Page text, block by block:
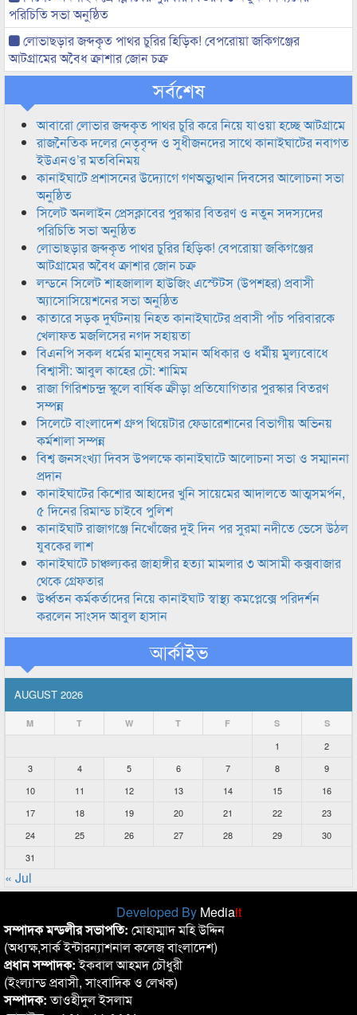
পরিচিতি সভা অনুষ্ঠিত
লোভাছড়ার জব্দকৃত পাথর চুরির হিড়িক! বেপরোয়া জকিগঞ্জের
আটগ্রামের অবৈধ ক্রাশার জোন চক্র
সর্বশেষ
আবারো লোভার জব্দকৃত পাথর চুরি করে নিয়ে যাওয়া হচ্ছে আটগ্রামে
রাজনৈতিক দলের নেতৃবৃন্দ ও সুধীজনদের সাথে কানাইঘাটের নবাগত
ইউএনও’র মতবিনিময়
কানাইঘাটে প্রশাসনের উদ্যোগে গণঅভ্যুত্থান দিবসের আলোচনা সভা
অনুষ্ঠিত
সিলেট অনলাইন প্রেসক্লাবের পুরস্কার বিতরণ ও নতুন সদস্যদের
পরিচিতি সভা অনুষ্ঠিত
লোভাছড়ার জব্দকৃত পাথর চুরির হিড়িক! বেপরোয়া জকিগঞ্জের
আটগ্রামের অবৈধ ক্রাশার জোন চক্র
লন্ডনে সিলেট শাহজালাল হাউজিং এস্টেটস (উপশহর) প্রবাসী
অ্যাসোসিয়েশনের সভা অনুষ্ঠিত
কাতারে সড়ক দুর্ঘটনায় নিহত কানাইঘাটের প্রবাসী পাঁচ পরিবারকে
খেলাফত মজলিসের নগদ সহায়তা
বিএনপি সকল ধর্মের মানুষের সমান অধিকার ও ধর্মীয় মুল্যবোধে
বিশ্বাসী: আবুল কাহের চৌ: শামিম
রাজা গিরিশচন্দ্র স্কুলে বার্ষিক ক্রীড়া প্রতিযোগিতার পুরস্কার বিতরণ
সম্পন্ন
সিলেটে বাংলাদেশ গ্রুপ থিয়েটার ফেডারেশানের বিভাগীয় অভিনয়
কর্মশালা সম্পন্ন
বিশ্ব জনসংখ্যা দিবস উপলক্ষে কানাইঘাটে আলোচনা সভা ও সম্মাননা
প্রদান
কানাইঘাটের কিশোর আহাদের খুনি সায়েমের আদালতে আত্মসমর্পন,
৫ দিনের রিমান্ড চাইবে পুলিশ
কানাইঘাট রাজাগঞ্জে নিখোঁজের দুই দিন পর সুরমা নদীতে ভেসে উঠল
যুবকের লাশ
কানাইঘাটে চাঞ্চল্যকর জাহাঙ্গীর হত্যা মামলার ৩ আসামী কক্সবাজার
থেকে গ্রেফতার
উর্ধ্বতন কর্মকর্তাদের নিয়ে কানাইঘাট স্বাস্থ্য কমপ্লেক্সে পরিদর্শন
করলেন সাংসদ আবুল হাসান
আর্কাইভ
AUGUST 2026
M T W T F S S
1
2
3
4 5 6 7 8
9
10
11 12 13 14 15
16
17
18 19 20 21 22
23
24
25 26 27 28 29
30
31
« Jul
Developed By Mediait
সম্পাদক মন্ডলীর সভাপতি: মোহাম্মাদ মহি উদ্দিন
(অধ্যক্ষ,সার্ক ইন্টারন্যাশনাল কলেজ বাংলাদেশ)
প্রধান সম্পাদক:ইকবাল আহমদ চৌধুরী
(ইংল্যান্ড প্রবাসী, সাংবাদিক ও লেখক)
সম্পাদক:তাওহীদুল ইসলাম